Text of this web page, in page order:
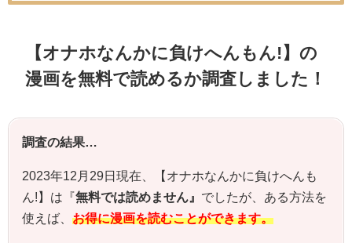
【オナホなんかに負けへんもん!】の
漫画を無料で読めるか調査しました！
調査の結果…
2023年12月29日現在、【 オナホなんかに負けへんも
ん! 】は『無料では読めません』 でしたが、ある方法を
使えば、 お得に漫画を読むことができます。